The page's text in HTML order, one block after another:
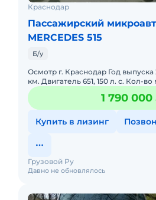
Краснодар
Пассажирский
MERCEDES 515
Б/у
Осмотр г. Краснодар Год выпуска
км. Двигатель 651, 150 л. с. Кол-во
Комплектация: Турист,
магнитола, двер
1 790
Купить в лизинг
Давно не обновлялось
Грузовой Ру